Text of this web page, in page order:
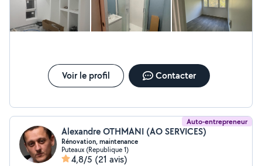
dans les délais et selon les normes. Vous pouvez nous
contacter sur le 07-45-42-53-96
Voir le profil Contacter
Auto-entrepreneur
Alexandre OTHMANI (AO SERVICES)
Rénovation, maintenance
Puteaux (Republique 1)
4,8/5 (21 avis)